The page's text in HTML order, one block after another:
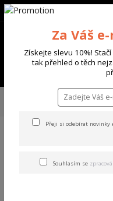
+420 702 136 620
TRIKA &
Basic T-Shirt white S
Regular
Za Váš
Získejte slevu 10%!
tak přehled o těch
Přeji si odebírat novinky
Souhlasím se